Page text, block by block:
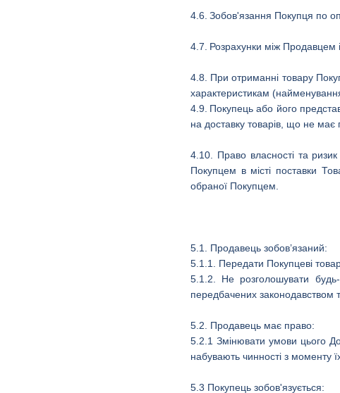
4.6. Зобов'язання Покупця по
4.7. Розрахунки між Продавцем
4.8.
При отриманні товару
характеристикам (найменування
4.9. Покупець або його
на доставку товарів, що не має
4.10. Право власності та
Покупцем в місті поставки
обраної Покупцем.
5.1. Продавець зобов’язаний:
5.1.1. Передати Покупцеві
5.1.2. Не розголошувати
передбачених законодавством
5.2. Продавець має право:
5.2.1 Змінювати умови цього
набувають чинності з моменту їх
5.3 Покупець зобов'язується: